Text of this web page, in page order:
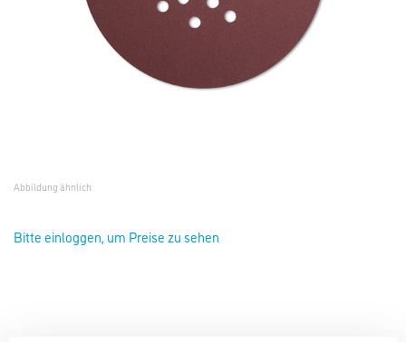
Abbildung ähnlich
Bitte einloggen, um Preise zu sehen